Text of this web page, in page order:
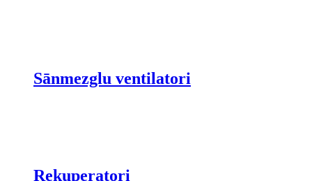
Sānmezglu ventilatori
Rekuperatori